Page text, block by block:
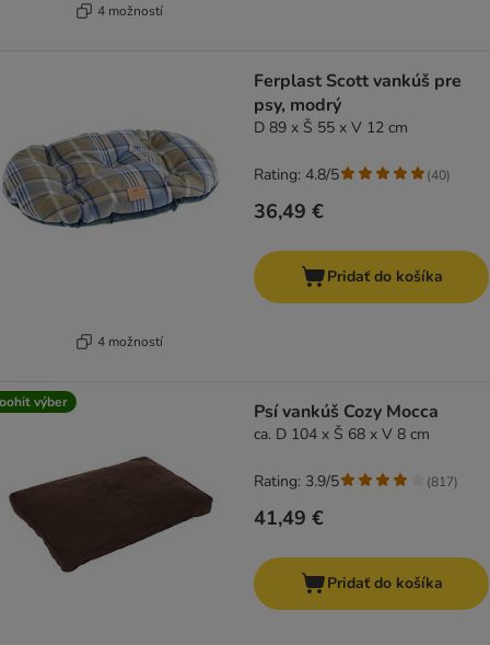
4 možností
4 možností
Ferplast Scott vankúš pre
psy, modrý
D 89 x Š 55 x V 12 cm
36,49 €
Rating: 4.8/5 (40)
Pridať do košíka
výber Psí vankúš Cozy Mocca
ca. D 104 x Š 68 x V 8 cm
41,49 €
Rating: 3.9/5 (817)
Pridať do košíka